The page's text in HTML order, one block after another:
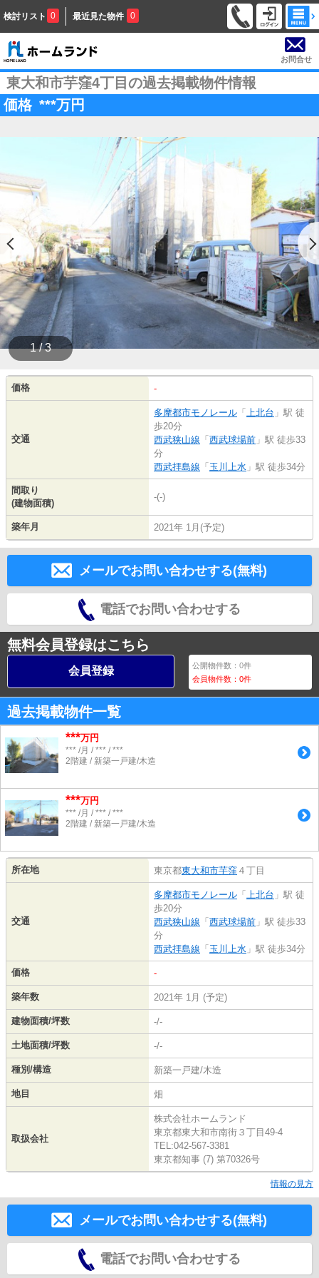
検討リスト 0 最近見た物件 0
お問合せ
東大和市芋窪4丁目の過去掲載物件情報
価格 ***万円
1 / 3
価格 -
交通
多摩都市モノレール 「 上北台 」駅 徒
歩20分
西武狭山線 「 西武球場前 」駅 徒歩33
分
西武拝島線 「 玉川上水 」駅 徒歩34分
間取り
(建物面積)
-(-)
築年月 2021年 1月(予定)
メールでお問い合わせする(無料)
電話でお問い合わせする
無料会員登録はこちら
会員登録 公開物件数：0件
会員物件数：0件
過去掲載物件一覧
***万円
*** /月 / *** / ***
2階建 / 新築一戸建/木造
***万円
*** /月 / *** / ***
2階建 / 新築一戸建/木造
所在地 東京都東大和市芋窪 ４丁目
交通
多摩都市モノレール 「 上北台 」駅 徒
歩20分
西武狭山線 「 西武球場前 」駅 徒歩33
分
西武拝島線 「 玉川上水 」駅 徒歩34分
価格 -
築年数 2021年 1月 (予定)
建物面積/坪数 -/-
土地面積/坪数 -/-
種別/構造 新築一戸建/木造
地目 畑
取扱会社
株式会社ホームランド
東京都東大和市南街３丁目49-4
TEL:042-567-3381
東京都知事 (7) 第70326号
情報の見方
メールでお問い合わせする(無料)
電話でお問い合わせする